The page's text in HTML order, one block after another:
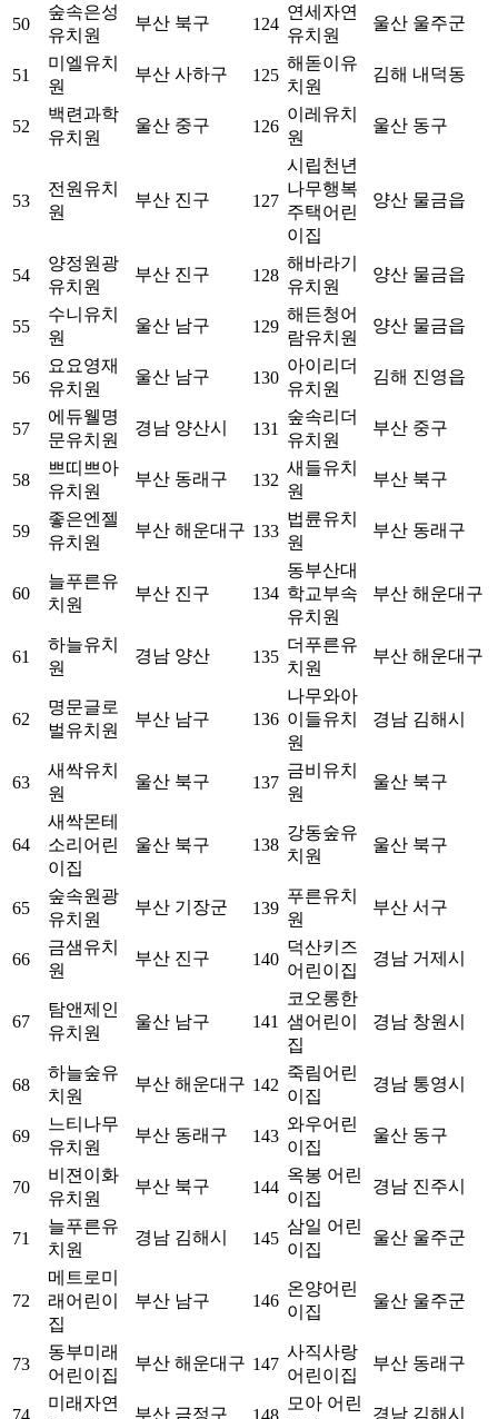
50
숲속은성
유치원
부산 북구 124
연세자연
유치원
울산 울주군
51
미엘유치
원
부산 사하구 125
해돋이유
치원
김해 내덕동
52
백련과학
유치원
울산 중구 126
이레유치
원
울산 동구
53
전원유치
원
부산 진구 127
시립천년
나무행복
주택어린
이집
양산 물금읍
54
양정원광
유치원
부산 진구 128
해바라기
유치원
양산 물금읍
55
수니유치
원
울산 남구 129
해든청어
람유치원
양산 물금읍
56
요요영재
유치원
울산 남구 130
아이리더
유치원
김해 진영읍
57
에듀웰명
문유치원
경남 양산시 131
숲속리더
유치원
부산 중구
58
쁘띠쁘아
유치원
부산 동래구 132
새들유치
원
부산 북구
59
좋은엔젤
유치원
부산 해운대구 133
법륜유치
원
부산 동래구
60
늘푸른유
치원
부산 진구 134
동부산대
학교부속
유치원
부산 해운대구
61
하늘유치
원
경남 양산 135
더푸른유
치원
부산 해운대구
62
명문글로
벌유치원
부산 남구 136
나무와아
이들유치
원
경남 김해시
63
새싹유치
원
울산 북구 137
금비유치
원
울산 북구
64
새싹몬테
소리어린
이집
울산 북구 138
강동숲유
치원
울산 북구
65
숲속원광
유치원
부산 기장군 139
푸른유치
원
부산 서구
66
금샘유치
원
부산 진구 140
덕산키즈
어린이집
경남 거제시
67
탐앤제인
유치원
울산 남구 141
코오롱한
샘어린이
집
경남 창원시
68
하늘숲유
치원
부산 해운대구 142
죽림어린
이집
경남 통영시
69
느티나무
유치원
부산 동래구 143
와우어린
이집
울산 동구
70
비젼이화
유치원
부산 북구 144
옥봉 어린
이집
경남 진주시
71
늘푸른유
치원
경남 김해시 145
삼일 어린
이집
울산 울주군
72
메트로미
래어린이
집
부산 남구 146
온양어린
이집
울산 울주군
73
동부미래
어린이집
부산 해운대구 147
사직사랑
어린이집
부산 동래구
74
미래자연
부산 금정구 148
모아 어린
경남 김해시